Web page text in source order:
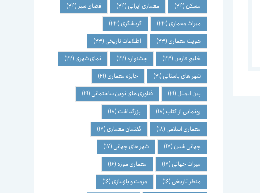
مسکن (24) معماری ایرانی (24) فضای سبز (24)
میراث معماری (23) گردشگری (23)
هویت معماری (23) اطلاعات تاریخی (23)
خلیج فارس (23) جشنواره (22) نمای شهری (22)
شهر های باستانی (21) جایزه معماری (21)
بین الملل (21) فناوری های نوین ساختمانی (19)
رونمایی از کتاب (18) بزرگداشت (18)
معماری اسلامی (18) گفتمان معماری (17)
جهانی شدن (17) شهر های جهانی (17)
میراث جهانی (17) معماری موزه (16)
منظر تاریخی (16) مرمت و بازسازی (16)